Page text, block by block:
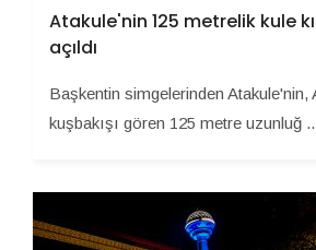
Atakule'nin 125 metrelik kule
açıldı
Başkentin simgelerinden Atakule'nin,
kuşbakışı gören 125 metre uzunluğ